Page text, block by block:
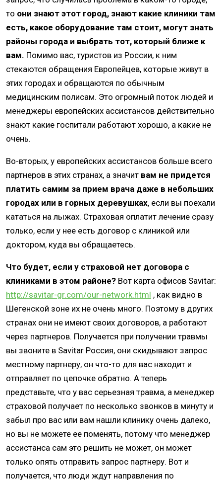
то они знают этот город, знают какие клиники там
есть, какое оборудование там стоит, могут знать
районы города и выбрать тот, который ближе к
вам. Помимо вас, туристов из России, к ним
стекаются обращения Европейцев, которые живут в
этих городах и обращаются по обычным
медицинским полисам. Это огромный поток людей и
менеджеры европейских ассистансов действительно
знают какие госпитали работают хорошо, а какие не
очень.
Во-вторых, у европейских ассистансов больше всего
партнеров в этих странах, а значит вам не придется
платить самим за прием врача даже в небольших
городах или в горных деревушках, если вы поехали
кататься на лыжах. Страховая оплатит лечение сразу
только, если у нее есть договор с клиникой или
доктором, куда вы обращаетесь.
Что будет, если у страховой нет договора с
клиниками в этом районе? Вот карта офисов Savitar:
http://savitar-gr.com/our-network.html , как видно в
Шегенской зоне их не очень много. Поэтому в других
странах они не имеют своих договоров, а работают
через партнеров. Получается при получении травмы
вы звоните в Savitar Россия, они скидывают запрос
местному партнеру, он что-то для вас находит и
отправляет по цепочке обратно. А теперь
представьте, что у вас серьезная травма, а менеджер
страховой получает по несколько звонков в минуту и
забыл про вас или вам нашли клинику очень далеко,
но вы не можете ее поменять, потому что менеджер
ассистанса сам это решить не может, он может
только опять отправить запрос партнеру. Вот и
получается, что люди ждут направления по